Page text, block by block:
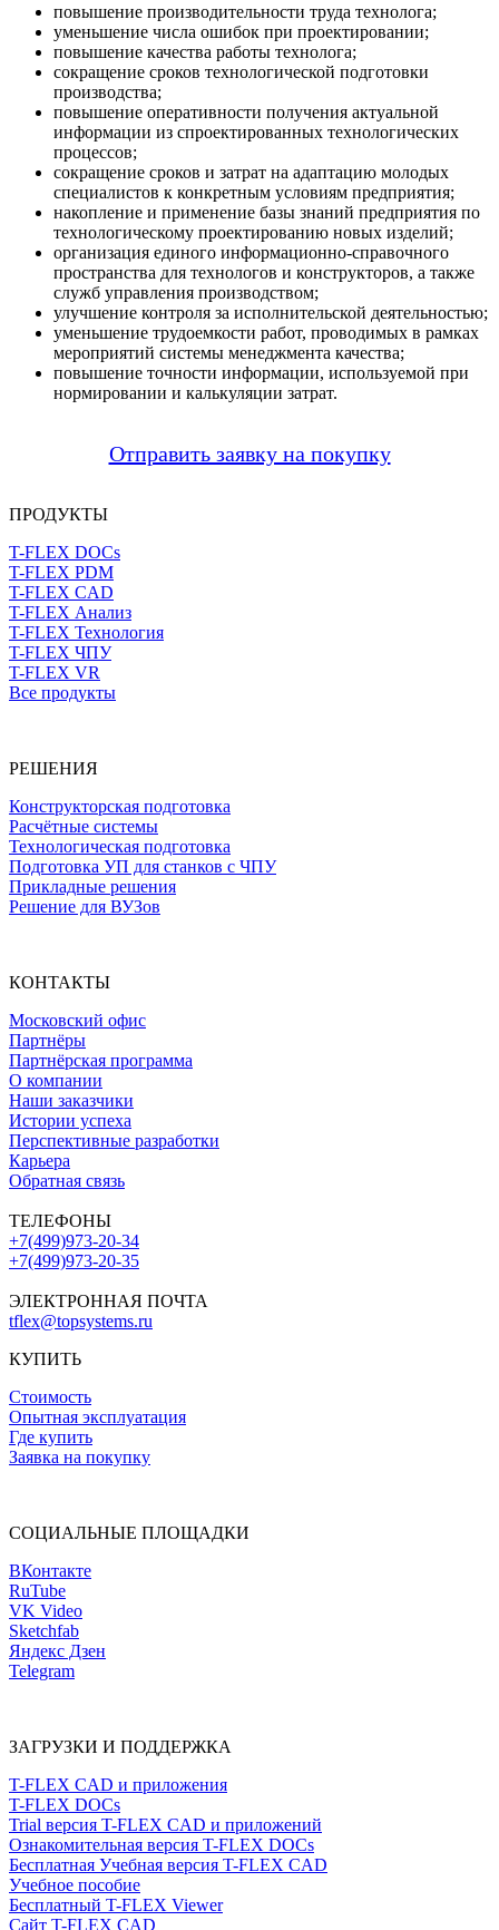
повышение производительности труда технолога;
уменьшение числа ошибок при проектировании;
повышение качества работы технолога;
сокращение сроков технологической подготовки
производства;
повышение оперативности получения актуальной
информации из спроектированных технологических
процессов;
сокращение сроков и затрат на адаптацию молодых
специалистов к конкретным условиям предприятия;
накопление и применение базы знаний предприятия по
технологическому проектированию новых изделий;
организация единого информационно-справочного
пространства для технологов и конструкторов, а также
служб управления производством;
улучшение контроля за исполнительской деятельностью;
уменьшение трудоемкости работ, проводимых в рамках
мероприятий системы менеджмента качества;
повышение точности информации, используемой при
нормировании и калькуляции затрат.
Отправить заявку на покупку
ПРОДУКТЫ
T-FLEX DOCs
T-FLEX PDM
T-FLEX CAD
T-FLEX Анализ
T-FLEX Технология
T-FLEX ЧПУ
T-FLEX VR
Все продукты
РЕШЕНИЯ
Конструкторская подготовка
Расчётные системы
Технологическая подготовка
Подготовка УП для станков с ЧПУ
Прикладные решения
Решение для ВУЗов
КОНТАКТЫ
Московский офис
Партнёры
Партнёрская программа
О компании
Наши заказчики
Истории успеха
Перспективные разработки
Карьера
Обратная связь
ТЕЛЕФОНЫ
+7(499)973-20-34
+7(499)973-20-35
ЭЛЕКТРОННАЯ ПОЧТА
tflex@topsystems.ru
КУПИТЬ
Стоимость
Опытная эксплуатация
Где купить
Заявка на покупку
СОЦИАЛЬНЫЕ ПЛОЩАДКИ
ВКонтакте
RuTube
VK Video
Sketchfab
Яндекс Дзен
Telegram
ЗАГРУЗКИ И ПОДДЕРЖКА
T-FLEX CAD и приложения
T-FLEX DOCs
Trial версия T-FLEX CAD и приложений
Ознакомительная версия T-FLEX DOCs
Бесплатная Учебная версия T-FLEX CAD
Учебное пособие
Бесплатный T-FLEX Viewer
Сайт T-FLEX CAD